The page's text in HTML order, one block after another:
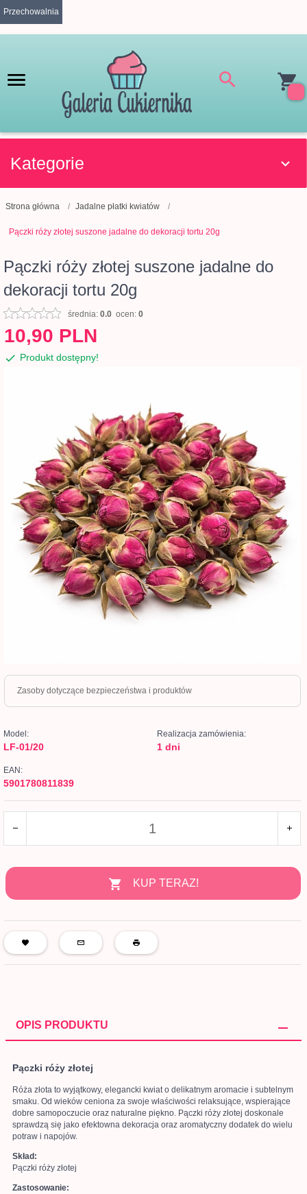
Przechowalnia
Kategorie
Strona główna Jadalne płatki kwiatów
Pączki róży złotej suszone jadalne do dekoracji tortu 20g
Pączki róży złotej suszone jadalne do
dekoracji tortu 20g
średnia: 0.0 ocen: 0
10,90 PLN
Produkt dostępny!
Zasoby dotyczące bezpieczeństwa i produktów
Model:
LF-01/20
Realizacja zamówienia:
1 dni
EAN:
5901780811839
KUP TERAZ!
OPIS PRODUKTU
Pączki róży złotej
Róża złota to wyjątkowy, elegancki kwiat o delikatnym aromacie i subtelnym
smaku. Od wieków ceniona za swoje właściwości relaksujące, wspierające
dobre samopoczucie oraz naturalne piękno. Pączki róży złotej doskonale
sprawdzą się jako efektowna dekoracja oraz aromatyczny dodatek do wielu
potraw i napojów.
Skład:
Pączki róży złotej
Zastosowanie: